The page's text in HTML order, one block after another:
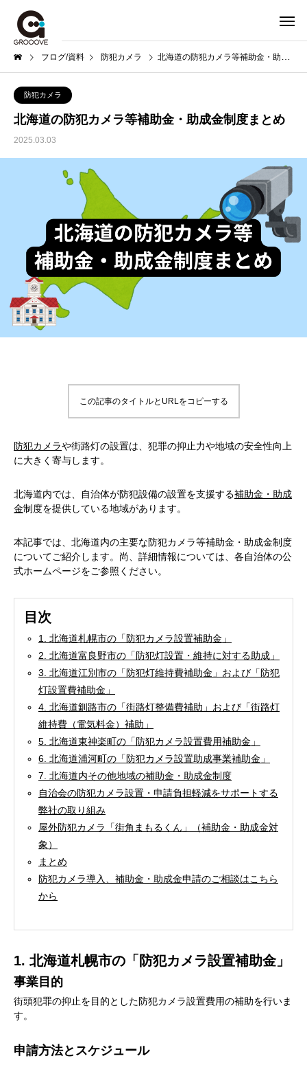
ブログ/資料 防犯カメラ 北海道の防犯カメラ等補助金・助成金制度まとめ
防犯カメラ
北海道の防犯カメラ等補助金・助成金制度まとめ
2025.03.03
この記事のタイトルとURLをコピーする
防犯カメラや街路灯の設置は、犯罪の抑止力や地域の安全性向上
に大きく寄与します。
北海道内では、自治体が防犯設備の設置を支援する補助金・助成
金制度を提供している地域があります。
本記事では、北海道内の主要な防犯カメラ等補助金・助成金制度
についてご紹介します。尚、詳細情報については、各自治体の公
式ホームページをご参照ください。
目次
1. 北海道札幌市の「防犯カメラ設置補助金」
2. 北海道富良野市の「防犯灯設置・維持に対する助成」
3. 北海道江別市の「防犯灯維持費補助金」および「防犯
灯設置費補助金」
4. 北海道釧路市の「街路灯整備費補助」および「街路灯
維持費（電気料金）補助」
5. 北海道東神楽町の「防犯カメラ設置費用補助金」
6. 北海道浦河町の「防犯カメラ設置助成事業補助金」
7. 北海道内その他地域の補助金・助成金制度
自治会の防犯カメラ設置・申請負担軽減をサポートする
弊社の取り組み
屋外防犯カメラ「街角まもるくん」（補助金・助成金対
象）
まとめ
防犯カメラ導入、補助金・助成金申請のご相談はこちら
から
1. 北海道札幌市の「防犯カメラ設置補助金」
事業目的
街頭犯罪の抑止を目的とした防犯カメラ設置費用の補助を行いま
す。
申請方法とスケジュール